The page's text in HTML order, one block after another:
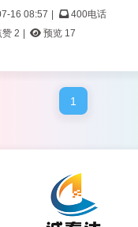
16 08:57
400电话
赞 2 预览 17
1